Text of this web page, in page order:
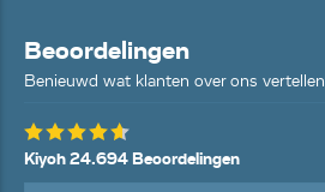
Beoordelingen
Benieuwd wat klanten over ons vertellen
Kiyoh 24.694 Beoordelingen